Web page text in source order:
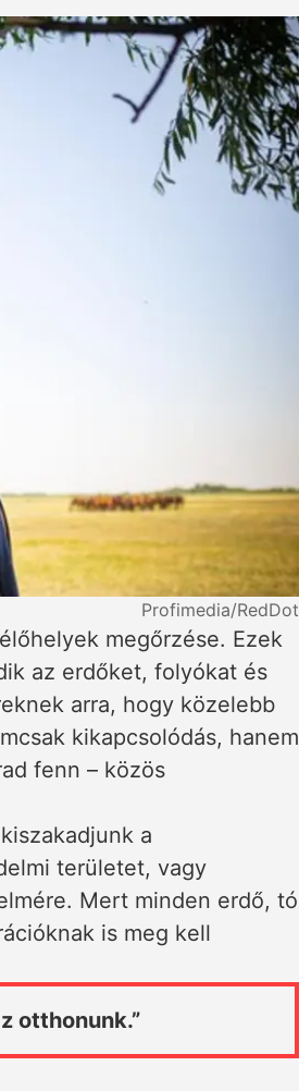
Profimedia/RedDot
megőrzése. Ezek
az erdőket, folyókat és
arra, hogy közelebb
kikapcsolódás, hanem
fenn – közös
a
területet, vagy
Mert minden erdő, tó
is meg kell
otthonunk.”